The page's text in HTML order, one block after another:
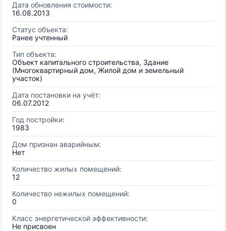
Дата обновления стоимости:
16.08.2013
Статус объекта:
Ранее учтенный
Тип объекта:
Объект капитального строительства, Здание
(Многоквартирный дом, Жилой дом и земельный
участок)
Дата постановки на учёт:
06.07.2012
Год постройки:
1983
Дом признан аварийным:
Нет
Количество жилых помещений:
12
Количество нежилых помещений:
0
Класс энергетической эффективности:
Не присвоен